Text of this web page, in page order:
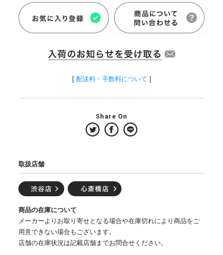
[ 配送料・手数料について ]
Share On
取扱店舗
商品の在庫について
メーカーよりお取り寄せとなる場合や在庫切れにより商品をご
用意できない場合もございます。
店舗の在庫状況は記載店舗までお問合せください。